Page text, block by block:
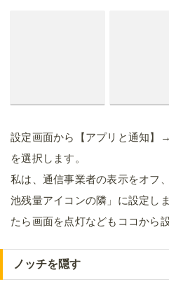
設定画面から【アプリと通知】
を選択します。
私は、通信事業者の表示をオフ
池残量アイコンの隣」に設定し
たら画面を点灯などもココから
ノッチを隠す